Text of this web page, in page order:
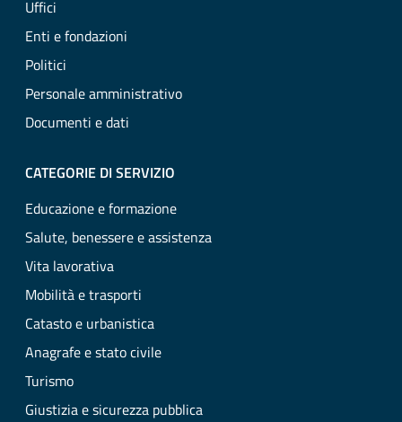
Uffici
Enti e fondazioni
Politici
Personale amministrativo
Documenti e dati
CATEGORIE DI SERVIZIO
Educazione e formazione
Salute, benessere e assistenza
Vita lavorativa
Mobilità e trasporti
Catasto e urbanistica
Anagrafe e stato civile
Turismo
Giustizia e sicurezza pubblica